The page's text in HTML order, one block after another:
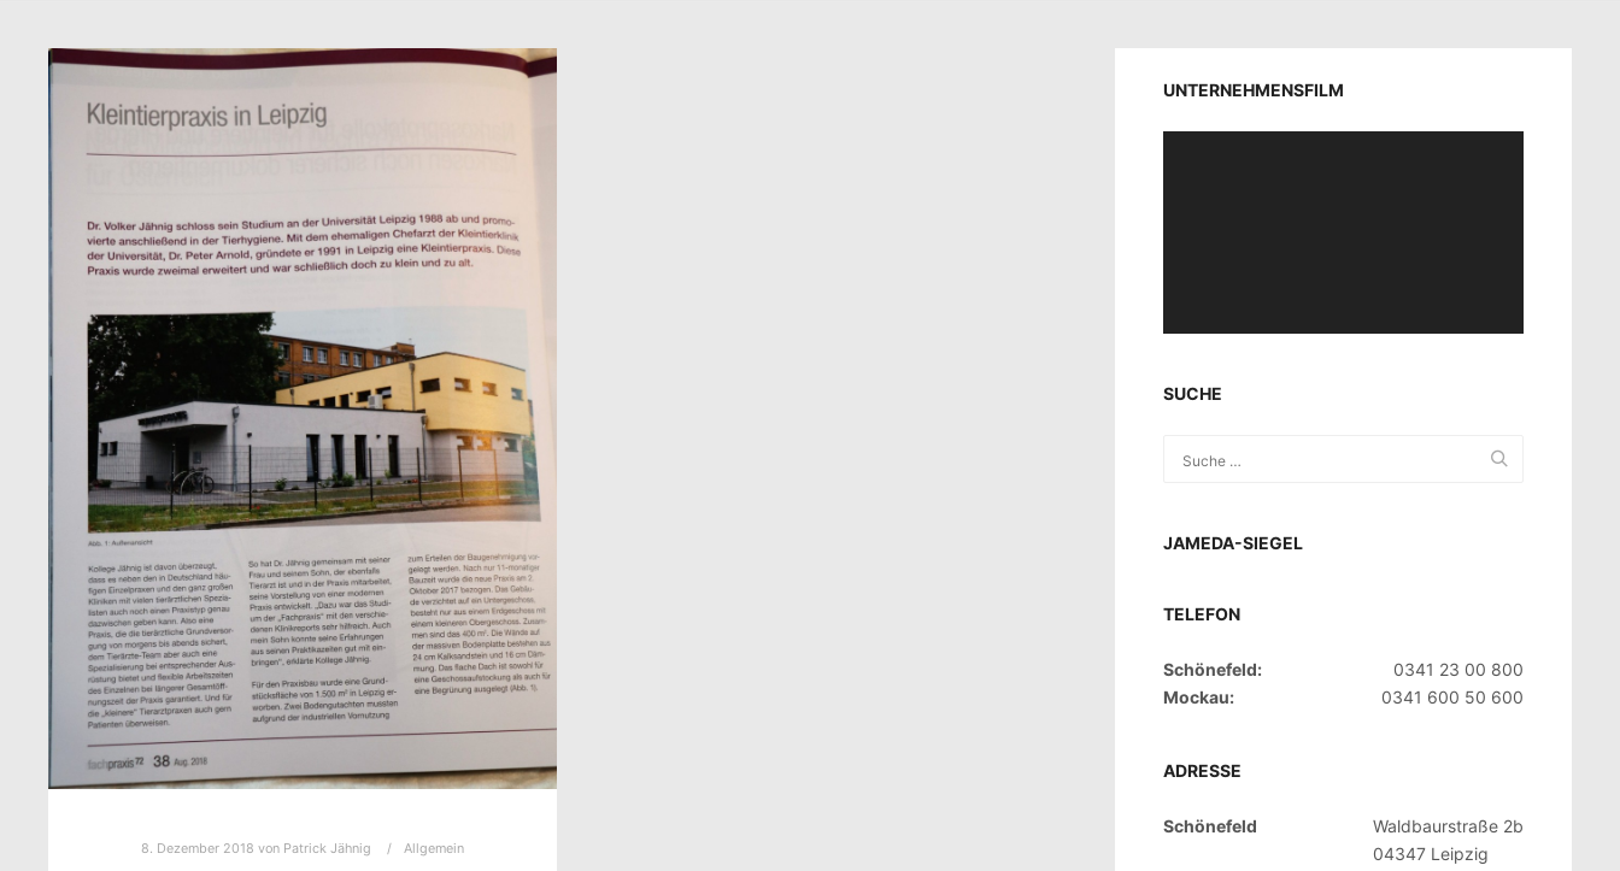
8. Dezember 2018 von Patrick Jähnig Allgemein
UNTERNEHMENSFILM
SUCHE
JAMEDA-SIEGEL
TELEFON
Schönefeld:
0341 23 00 800
Mockau:
0341 600 50 600
ADRESSE
Schönefeld
Waldbaurstraße 2b
04347 Leipzig